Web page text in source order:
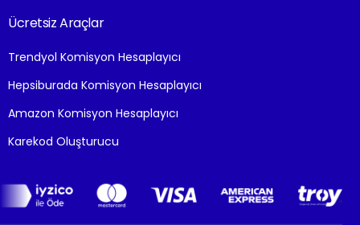
Ücretsiz Araçlar
Trendyol Komisyon Hesaplayıcı
Hepsiburada Komisyon Hesaplayıcı
Amazon Komisyon Hesaplayıcı
Karekod Oluşturucu